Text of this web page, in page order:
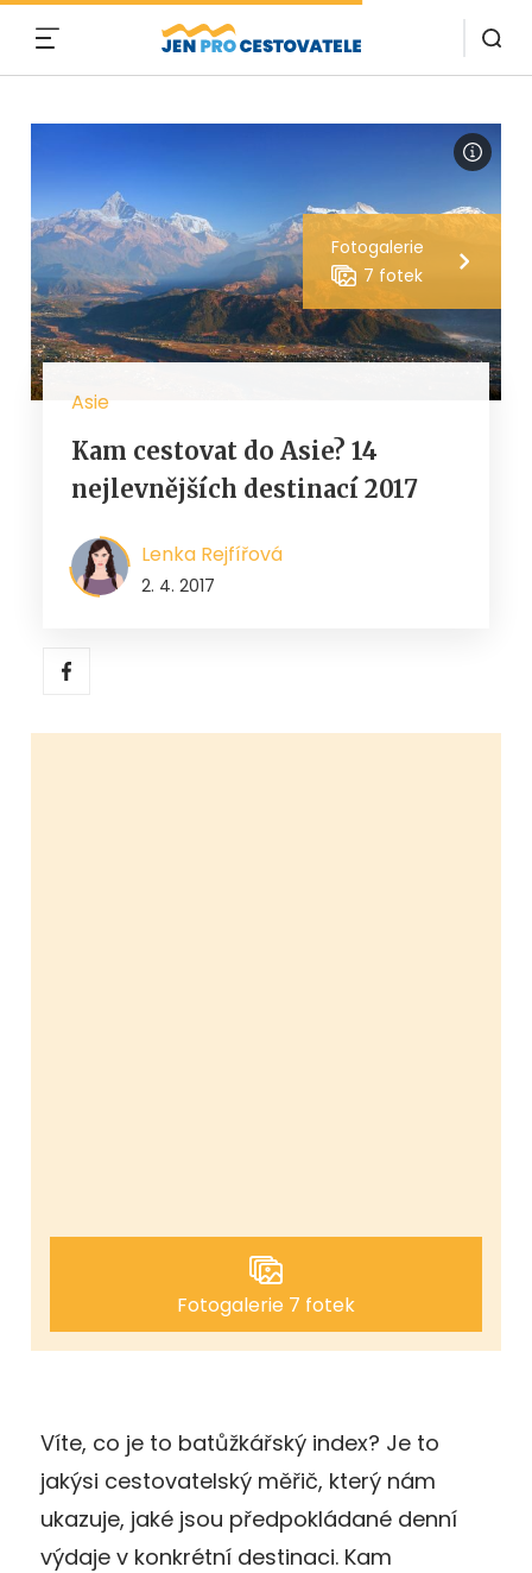
Fotogalerie
7 fotek
Asie
Kam cestovat do Asie? 14
nejlevnějších destinací 2017
Lenka Rejfířová
2. 4. 2017
Fotogalerie 7 fotek
Víte, co je to batůžkářský index? Je to
jakýsi cestovatelský měřič, který nám
ukazuje, jaké jsou předpokládané denní
výdaje v konkrétní destinaci. Kam